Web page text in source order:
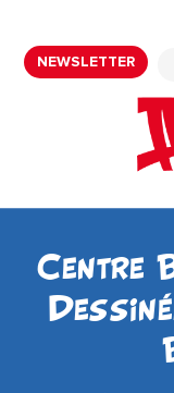
NEWSLETTER
Centre